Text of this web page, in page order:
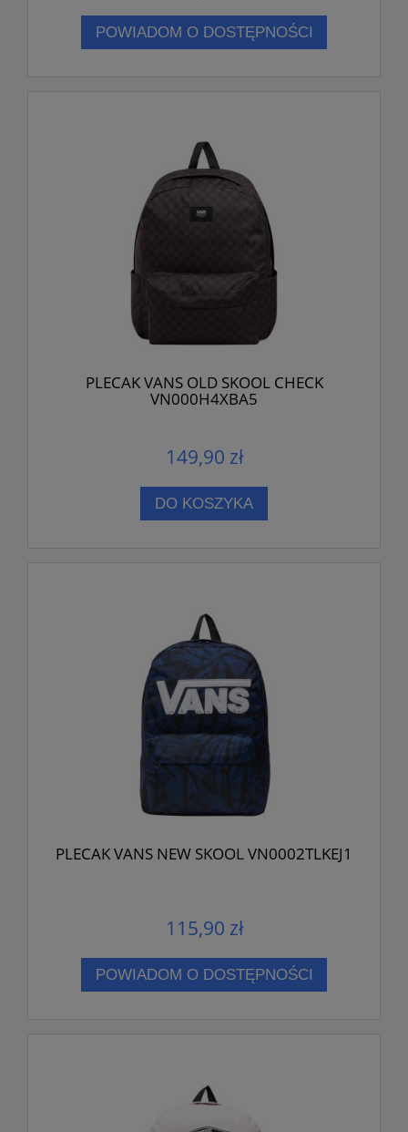
POWIADOM O DOSTĘPNOŚCI
PLECAK VANS OLD SKOOL CHECK
VN000H4XBA5
149,90 zł
DO KOSZYKA
PLECAK VANS NEW SKOOL VN0002TLKEJ1
115,90 zł
POWIADOM O DOSTĘPNOŚCI